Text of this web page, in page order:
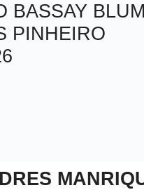
BASSAY
PINHEIRO